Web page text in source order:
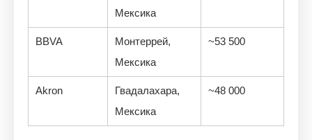
Мексика
BBVA
Монтеррей,
Мексика
~53 500
Akron
Гвадалахара,
Мексика
~48 000